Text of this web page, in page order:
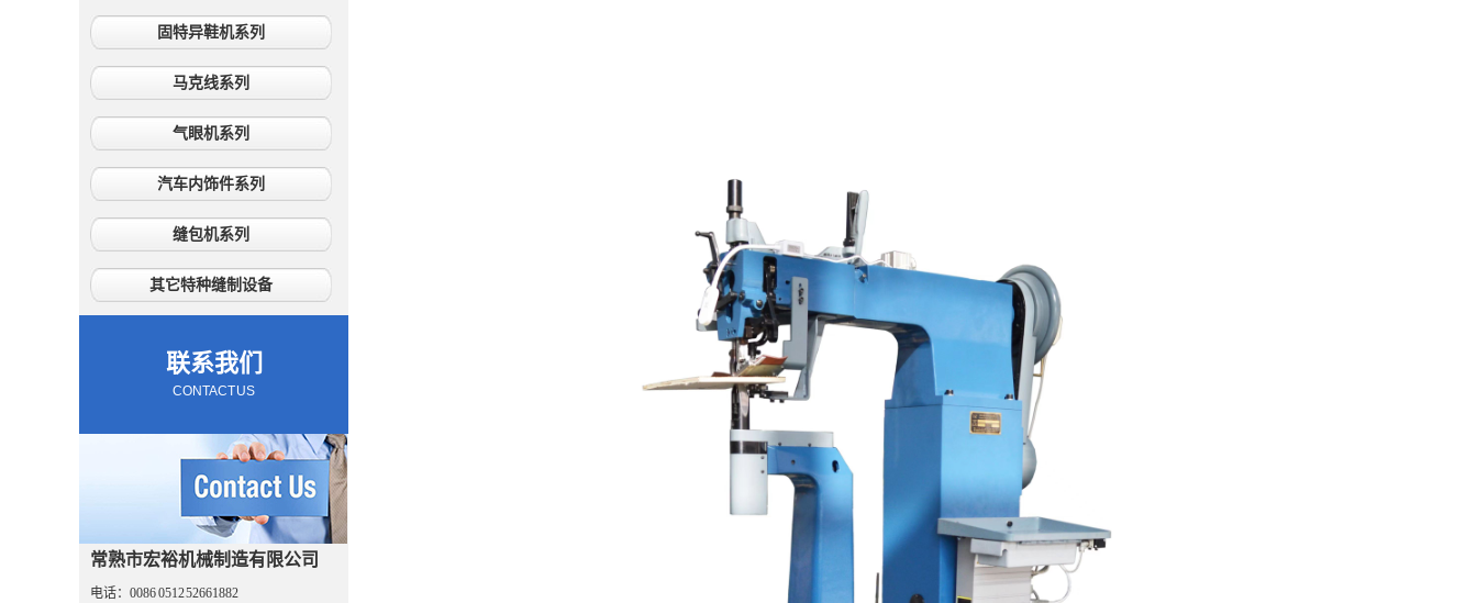
固特异鞋机系列
马克线系列
气眼机系列
汽车内饰件系列
缝包机系列
其它特种缝制设备
联系我们
CONTACT US
常熟市宏裕机械制造有限公司
电话：0086 0512 52661882